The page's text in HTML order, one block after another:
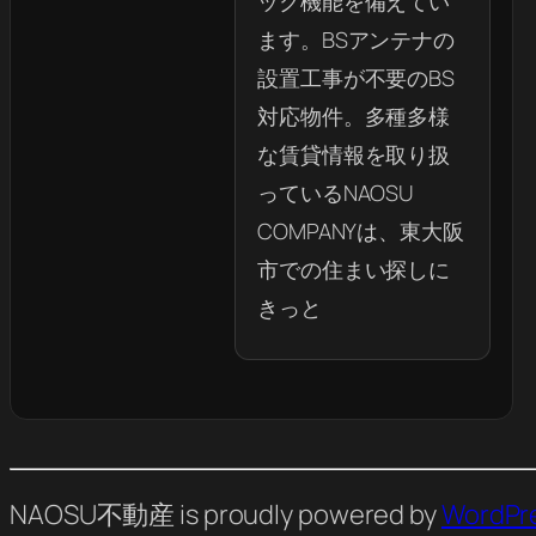
ます。BSアンテナの
設置工事が不要のBS
対応物件。多種多様
な賃貸情報を取り扱
っているNAOSU
COMPANYは、東大阪
市での住まい探しに
きっと
NAOSU不動産 is proudly powered by